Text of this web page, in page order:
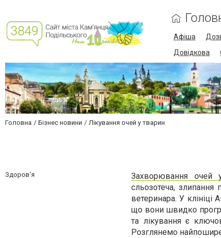
Афіша
Довідкова
Головна Бізнес новини Лікування очей у тварин
Здоров'я Захворювання очей
сльозотеча, злипання
ветеринара. У
що вони швидко
та лікування є
Розглянемо